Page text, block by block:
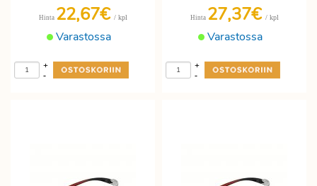
Varastossa
Hinta 22,67€ / kpl
-
+
Varastossa
Hinta 27,37€ / kpl
-
+